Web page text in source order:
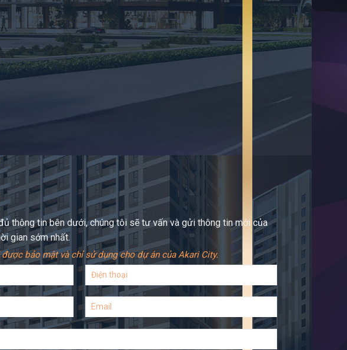
thông tin bên dưới, chúng tôi sẽ tư vấn và gửi thông tin mới của
gian sớm nhất.
bảo mật và chỉ sử dụng cho dự án của Akari City.